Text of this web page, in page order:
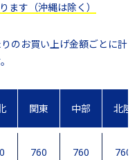
ます（沖縄は除く）
のお買い上げ金額ごとに計
関東 中部 北陸
760 760 760